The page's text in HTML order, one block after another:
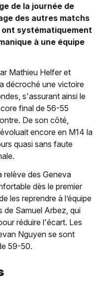
de la journée de
des autres matchs
systématiquement
à une équipe
Mathieu Helfer et
décroché une victoire
s'assurant ainsi le
final de 56-55
De son côté,
encore en M14 la
quasi sans faute
relève des Geneva
dès le premier
les reprendre à l’équipe
de Samuel Arbez, qui
réduire l'écart. Les
Nguyen se sont
59-50.